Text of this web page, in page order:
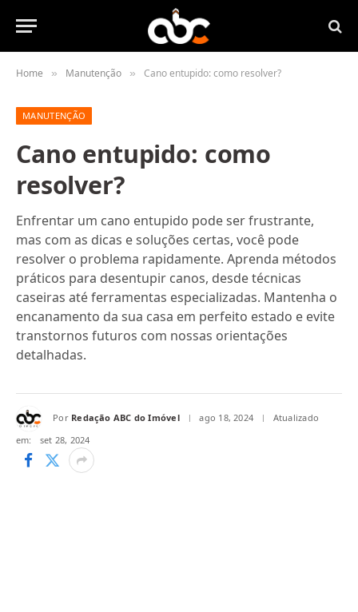
Home » Manutenção » Cano entupido: como resolver?
MANUTENÇÃO
Cano entupido: como
resolver?
Enfrentar um cano entupido pode ser frustrante,
mas com as dicas e soluções certas, você pode
resolver o problema rapidamente. Aprenda métodos
práticos para desentupir canos, desde técnicas
caseiras até ferramentas especializadas. Mantenha o
encanamento da sua casa em perfeito estado e evite
transtornos futuros com nossas orientações
detalhadas.
Por Redação ABC do Imóvel ago 18, 2024
Atualizado
em:
set 28, 2024